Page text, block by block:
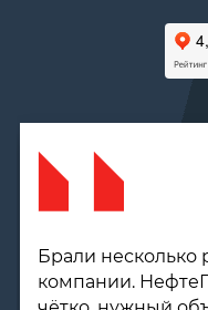
Брали несколько
компании.